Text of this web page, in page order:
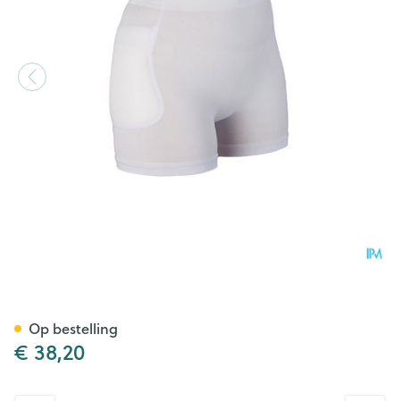
€ 38,20
Op bestelling